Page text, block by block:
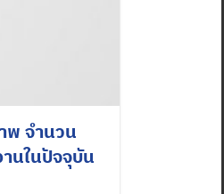
พ จำนวน
นในปัจจุบัน